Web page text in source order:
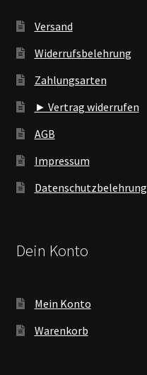
Versand
Widerrufsbelehrung
Zahlungsarten
► Vertrag widerrufen
AGB
Impressum
Datenschutzbelehrung
Dein Konto
Mein Konto
Warenkorb